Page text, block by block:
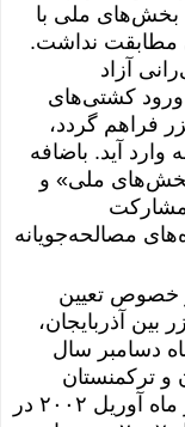
بخش‌های ملی با
مطابقت نداشت.
آزاد
کشتی‌های
فراهم گردد،
آید. باضافه
ملی» و
مشارکت
مصالحه‌جویانه
در خصوص تعیین
آذربایجان،
دسامبر سال
و ترکمنستان
امضاء گردید. نخستین اجلاس خزر در ماه آوریل ۲٠٠۲ در